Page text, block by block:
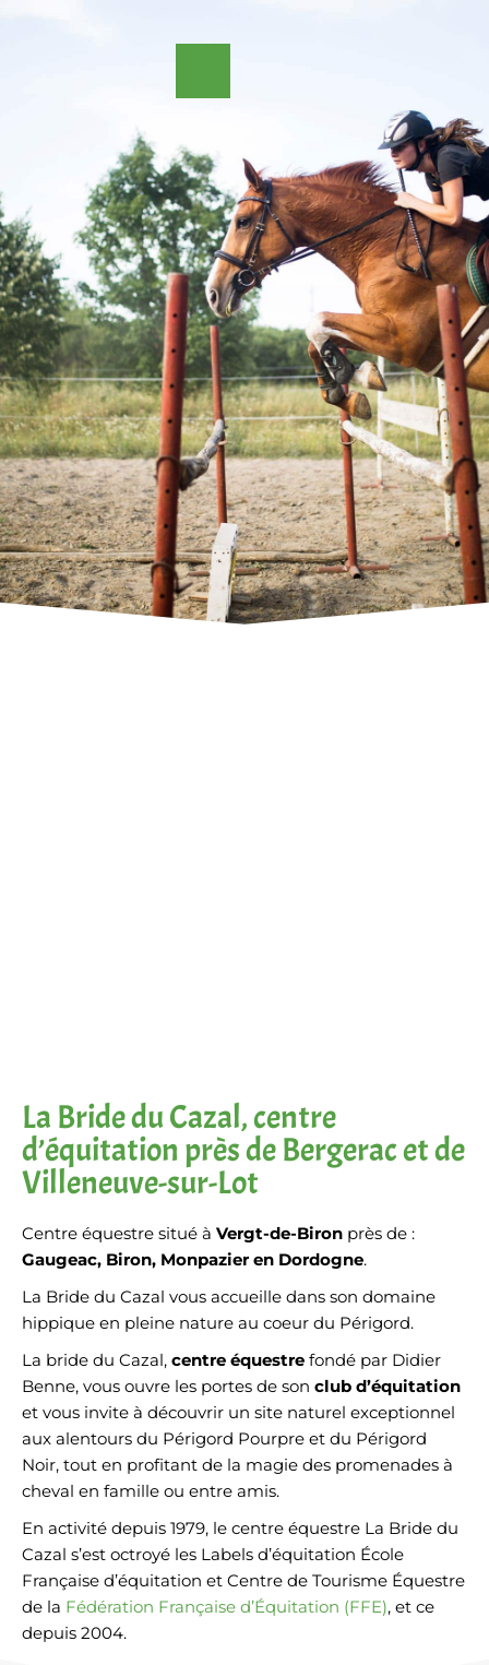
Cours d’équitation
Camping équestre
Randonnée équestre
Formation et stages
Réservation balade équestre
La Bride du Cazal, centre
d’équitation près de Bergerac et de
Villeneuve-sur-Lot
Centre équestre situé à Vergt-de-Biron près de :
Gaugeac, Biron, Monpazier en Dordogne.
La Bride du Cazal vous accueille dans son domaine
hippique en pleine nature au coeur du Périgord.
La bride du Cazal, centre équestre fondé par Didier
Benne, vous ouvre les portes de son club d’équitation
et vous invite à découvrir un site naturel exceptionnel
aux alentours du Périgord Pourpre et du Périgord
Noir, tout en profitant de la magie des promenades à
cheval en famille ou entre amis.
En activité depuis 1979, le centre équestre La Bride du
Cazal s’est octroyé les Labels d’équitation École
Française d’équitation et Centre de Tourisme Équestre
de la Fédération Française d’Équitation (FFE), et ce
depuis 2004.